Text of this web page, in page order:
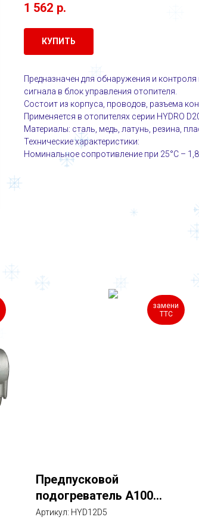
1 562 р.
КУПИТЬ
Предназначен для обнаружения и
сигнала в блок управления отопителя.
Состоит из корпуса, проводов, разъема
Применяется в отопителях серии HYDRO
Материалы: сталь, медь, латунь, резина,
Технические характеристики:
Номинальное сопротивление при 25°C –
замени
ТТС
Предпусковой
подогреватель A100
HYDRO D5
Артикул: HYD12D5